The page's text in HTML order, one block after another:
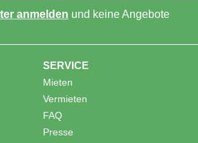
anmelden und keine Angebote
SERVICE
Mieten
Vermieten
FAQ
Presse